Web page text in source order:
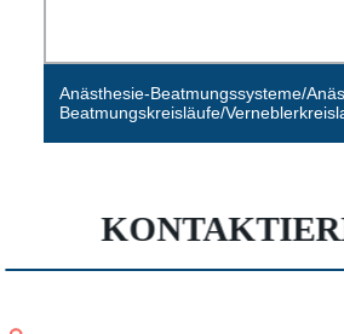
Anästhesie-Beatmungssysteme/
Beatmungskreisläufe/